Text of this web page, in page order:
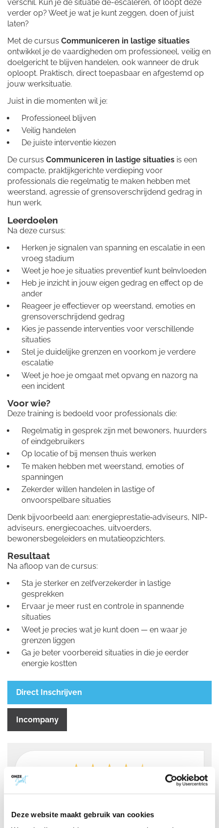
Deze website maakt gebruik van cookies
verschil. Kun je de situatie de-escaleren, of loopt deze
verder op? Weet je wat je kunt zeggen, doen of juist
laten?
Met de cursusCommuniceren in lastige situaties
ontwikkel je de vaardigheden om professioneel, veilig en
doelgericht te blijven handelen, ook wanneer de druk
oploopt. Praktisch, direct toepasbaar en afgestemd op
jouw werksituatie.
Juist in die momenten wil je:
Professioneel blijven
Veilig handelen
De juiste interventie kiezen
De cursusCommuniceren in lastige situaties is een
compacte, praktijkgerichte verdieping voor
professionals die regelmatig te maken hebben met
weerstand, agressie of grensoverschrijdend gedrag in
hun werk.
Leerdoelen
Na deze cursus:
Herken je signalen van spanning en escalatie in een
vroeg stadium
Weet je hoe je situaties preventief kunt beïnvloeden
Heb je inzicht in jouw eigen gedrag en effect op de
ander
Reageer je effectiever op weerstand, emoties en
grensoverschrijdend gedrag
Kies je passende interventies voor verschillende
situaties
Stel je duidelijke grenzen en voorkom je verdere
escalatie
Weet je hoe je omgaat met opvang en nazorg na
een incident
Voor wie?
Deze training is bedoeld voor professionals die:
Regelmatig in gesprek zijn met bewoners, huurders
of eindgebruikers
Op locatie of bij mensen thuis werken
Te maken hebben met weerstand, emoties of
spanningen
Zekerder willen handelen in lastige of
onvoorspelbare situaties
Denk bijvoorbeeld aan: energieprestatie‑adviseurs, NIP-
adviseurs, energiecoaches, uitvoerders,
bewonersbegeleiders en mutatieopzichters.
Resultaat
Na afloop van de cursus:
Sta je sterker en zelfverzekerder in lastige
gesprekken
Ervaar je meer rust en controle in spannende
situaties
Weet je precies wat je kunt doen — en waar je
grenzen liggen
Ga je beter voorbereid situaties in die je eerder
energie kostten
Direct Inschrijven
Incompany
8.7 / 10 478 reviews